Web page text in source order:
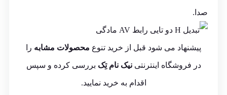
صدا.
پیشنهاد می شود قبل از خرید تنوع محصولات مشابه را
در فروشگاه اینترنتینیک نام تِک بررسی کرده و سپس
اقدام به خرید نمایید.